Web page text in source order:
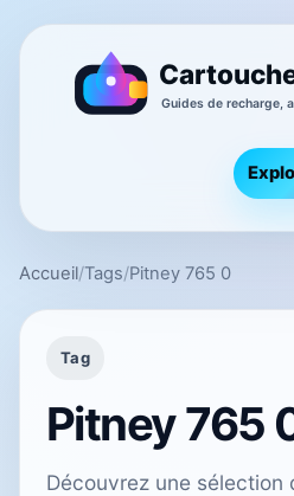
Accueil/Tags/Pitney 765 0
Tag
Pitney 765
Découvrez une sélection